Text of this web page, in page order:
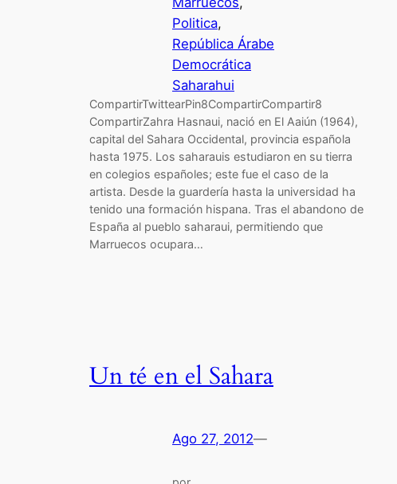
Politica
República Árabe
Democrática
Saharahui
CompartirTwittearPin8CompartirCompartir8
CompartirZahra Hasnaui, nació en El Aaiún (1964),
capital del Sahara Occidental, provincia española
hasta 1975. Los saharauis estudiaron en su tierra
en colegios españoles; este fue el caso de la
artista. Desde la guardería hasta la universidad ha
tenido una formación hispana. Tras el abandono de
España al pueblo saharaui, permitiendo que
Marruecos ocupara…
Un té en el Sahara
Ago 27, 2012—